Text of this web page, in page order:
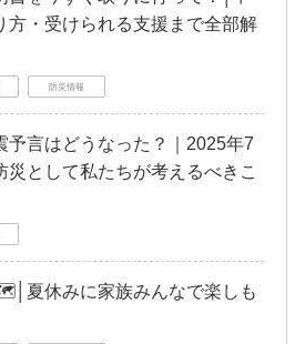
方・受けられる支援まで全部解
防災情報
予言はどうなった？｜2025年7
災として私たちが考えるべきこ
夏休みに家族みんなで楽しも